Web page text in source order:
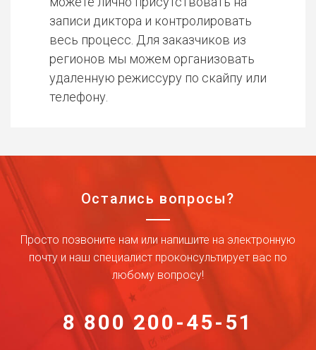
записи диктора и контролировать
весь процесс. Для заказчиков из
регионов мы можем организовать
удаленную режиссуру по скайпу или
телефону.
Остались вопросы?
Просто позвоните нам или напишите на электронную
почту и наш специалист проконсультирует вас по
любому вопросу!
8 800 200-45-51